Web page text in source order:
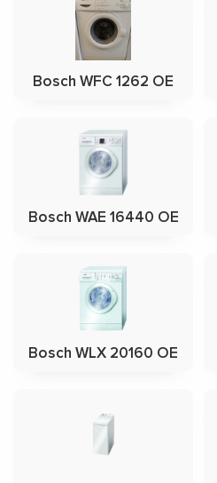
Bosch WFC 1262 OE
Bosch WAE 16440 OE
Bosch WLX 20160 OE